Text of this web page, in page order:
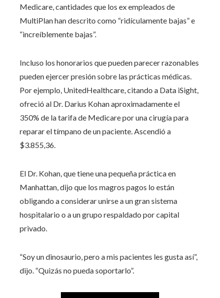
Medicare, cantidades que los ex empleados de
MultiPlan han descrito como “ridículamente bajas” e
“increíblemente bajas”.
Incluso los honorarios que pueden parecer razonables
pueden ejercer presión sobre las prácticas médicas.
Por ejemplo, UnitedHealthcare, citando a Data iSight,
ofreció al Dr. Darius Kohan aproximadamente el
350% de la tarifa de Medicare por una cirugía para
reparar el tímpano de un paciente. Ascendió a
$3.855,36.
El Dr. Kohan, que tiene una pequeña práctica en
Manhattan, dijo que los magros pagos lo están
obligando a considerar unirse a un gran sistema
hospitalario o a un grupo respaldado por capital
privado.
“Soy un dinosaurio, pero a mis pacientes les gusta así”,
dijo. “Quizás no pueda soportarlo”.